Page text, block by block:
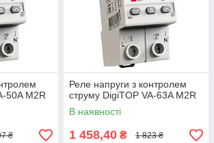
50A M2R
₴
Реле напруги з контролем
струму DigiTOP VA-63A M2R
В наявності
1 458,40 ₴ 1 823 ₴